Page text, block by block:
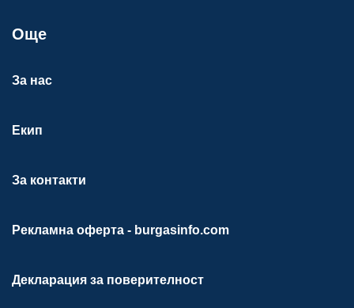
Още
За нас
Екип
За контакти
Рекламна оферта - burgasinfo.com
Декларация за поверителност